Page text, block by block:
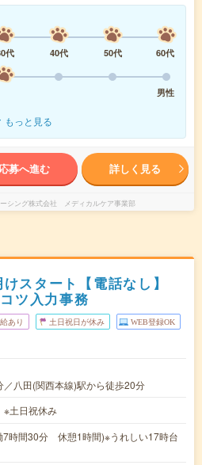
代 40代 50代
60代
男性
もっと見る
応募へ進む 詳しく見る
シング株式会社 メディカルケア事業部
スタート【電話なし】
ツ入力事務
あり 土日祝日が休み WEB登録OK
／八田(関西本線)駅から徒歩20分
土日祝休み
7時間30分 休憩1時間)※うれしい17時台